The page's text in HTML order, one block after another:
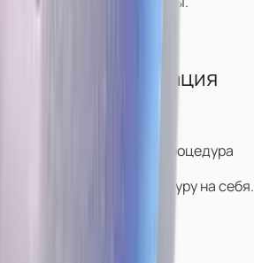
— регистрация
проходит удаленно: процедура
Можно сделать
либо мы возьмём процедуру на себя.